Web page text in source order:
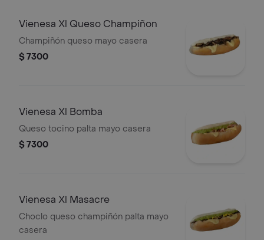
Vienesa Xl Queso Champiñon
Champiñón queso mayo casera
$ 7300
Vienesa Xl Bomba
Queso tocino palta mayo casera
$ 7300
Vienesa Xl Masacre
Choclo queso champiñón palta mayo
casera